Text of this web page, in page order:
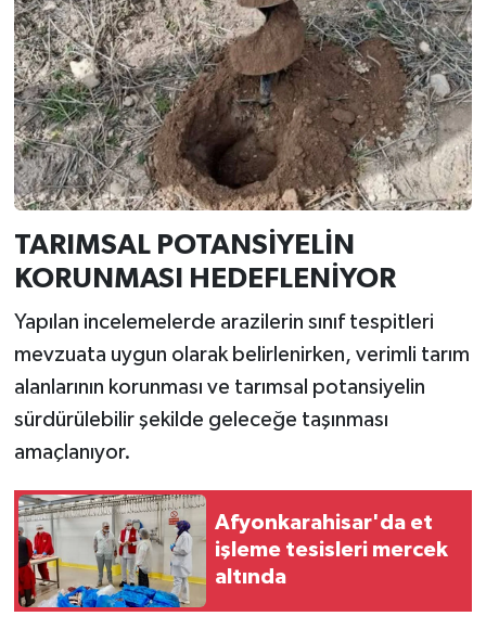
TARIMSAL POTANSİYELİN
KORUNMASI HEDEFLENİYOR
Yapılan incelemelerde arazilerin sınıf tespitleri
mevzuata uygun olarak belirlenirken, verimli tarım
alanlarının korunması ve tarımsal potansiyelin
sürdürülebilir şekilde geleceğe taşınması
amaçlanıyor.
Afyonkarahisar'da et
işleme tesisleri mercek
altında